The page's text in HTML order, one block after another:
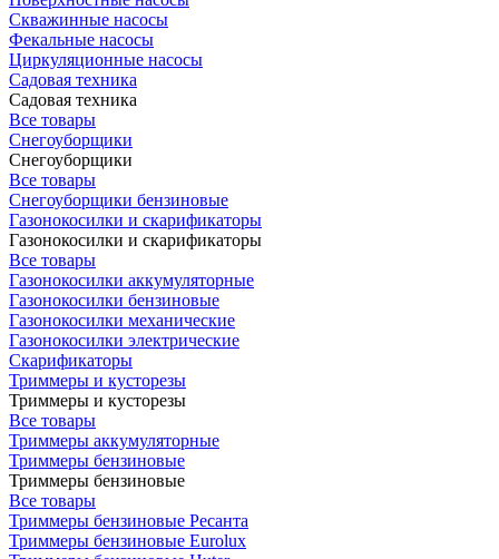
Скважинные насосы
Фекальные насосы
Циркуляционные насосы
Садовая техника
Садовая техника
Все товары
Снегоуборщики
Снегоуборщики
Все товары
Снегоуборщики бензиновые
Газонокосилки и скарификаторы
Газонокосилки и скарификаторы
Все товары
Газонокосилки аккумуляторные
Газонокосилки бензиновые
Газонокосилки механические
Газонокосилки электрические
Скарификаторы
Триммеры и кусторезы
Триммеры и кусторезы
Все товары
Триммеры аккумуляторные
Триммеры бензиновые
Триммеры бензиновые
Все товары
Триммеры бензиновые Ресанта
Триммеры бензиновые Eurolux